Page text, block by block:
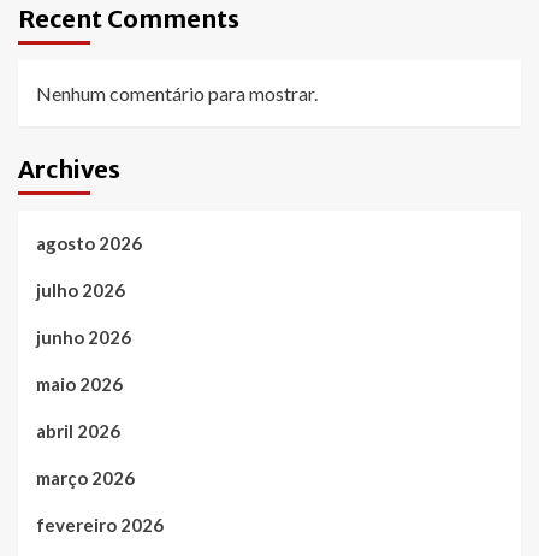
Recent Comments
Nenhum comentário para mostrar.
Archives
agosto 2026
julho 2026
junho 2026
maio 2026
abril 2026
março 2026
fevereiro 2026